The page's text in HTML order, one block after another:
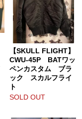
【SKULL FLIGHT】
CWU-45P BATワッ
ペンカスタム ブラ
ック スカルフライ
ト
SOLD OUT